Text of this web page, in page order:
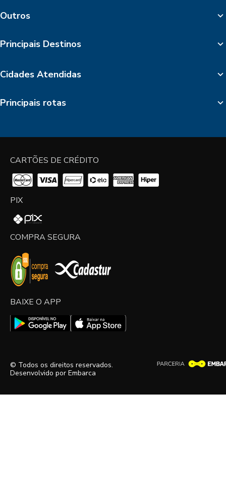
Outros
Principais Destinos
Cidades Atendidas
Principais rotas
CARTÕES DE CRÉDITO
PIX
COMPRA SEGURA
BAIXE O APP
© Todos os direitos reservados.
Desenvolvido por Embarca